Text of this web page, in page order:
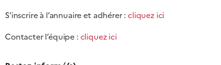
S’inscrire à l’annuaire et adhérer :cliquez ici
Contacter l’équipe : cliquez ici